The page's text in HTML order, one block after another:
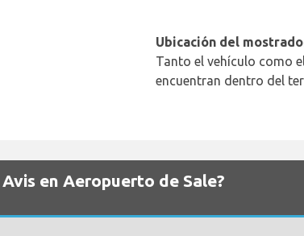
Ubicación del
Tanto el vehículo como
encuentran dentro del
en Aeropuerto de Sale?